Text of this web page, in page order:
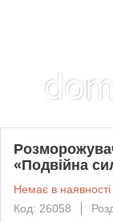
«Подвійна
Немає в наявності
Код: 26058